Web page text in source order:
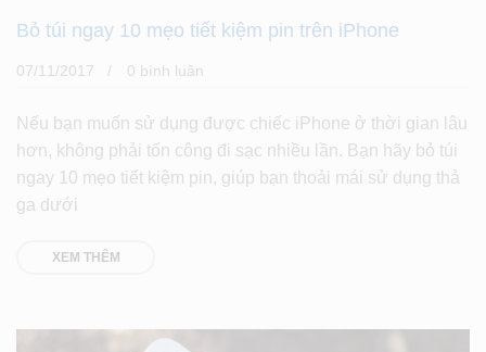
Bỏ túi ngay 10 mẹo tiết kiệm pin trên iPhone
07/11/2017 0 bình luân
Nếu bạn muốn sử dụng được chiếc iPhone ở thời gian lâu
hơn, không phải tốn công đi sạc nhiều lần. Bạn hãy bỏ túi
ngay 10 mẹo tiết kiệm pin, giúp bạn thoải mái sử dụng thả
ga dưới
XEM THÊM